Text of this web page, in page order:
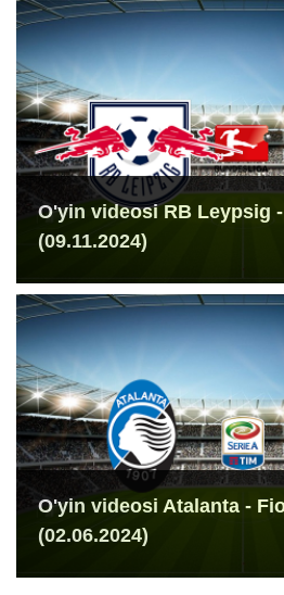
O'yin videosi RB Leypsig
(09.11.2024)
O'yin videosi Atalanta -
(02.06.2024)